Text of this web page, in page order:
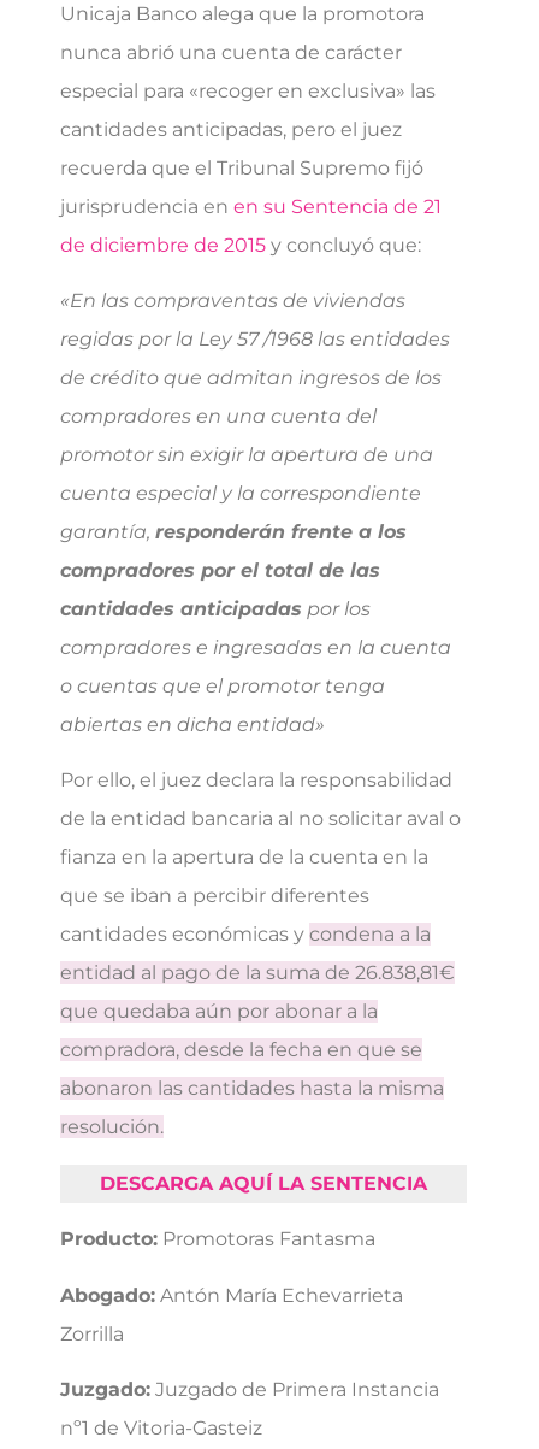
Unicaja Banco alega que la promotora
nunca abrió una cuenta de carácter
especial para «recoger en exclusiva» las
cantidades anticipadas, pero el juez
recuerda que el Tribunal Supremo fijó
jurisprudencia en en su Sentencia de 21
de diciembre de 2015 y concluyó que:
«En las compraventas de viviendas
regidas por la Ley 57 /1968 las entidades
de crédito que admitan ingresos de los
compradores en una cuenta del
promotor sin exigir la apertura de una
cuenta especial y la correspondiente
garantía, responderán frente a los
compradores por el total de las
cantidades anticipadas por los
compradores e ingresadas en la cuenta
o cuentas que el promotor tenga
abiertas en dicha entidad»
Por ello, el juez declara la responsabilidad
de la entidad bancaria al no solicitar aval o
fianza en la apertura de la cuenta en la
que se iban a percibir diferentes
cantidades económicas y condena a la
entidad al pago de la suma de 26.838,81€
que quedaba aún por abonar a la
compradora, desde la fecha en que se
abonaron las cantidades hasta la misma
resolución.
DESCARGA AQUÍ LA SENTENCIA
Producto: Promotoras Fantasma
Abogado: Antón María Echevarrieta
Zorrilla
Juzgado: Juzgado de Primera Instancia
nº1 de Vitoria-Gasteiz